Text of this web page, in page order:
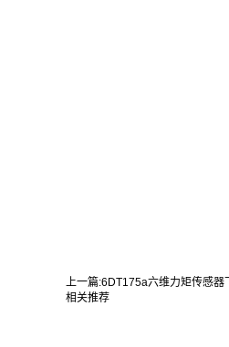
上一篇:6DT175a六维力矩传感器
相关推荐